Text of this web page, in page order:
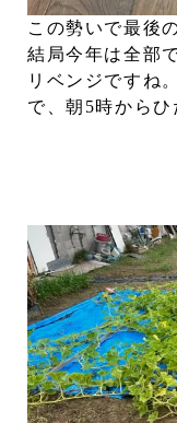
この勢いで最後
結局今年は全部
リベンジですね。
で、朝5時からひ